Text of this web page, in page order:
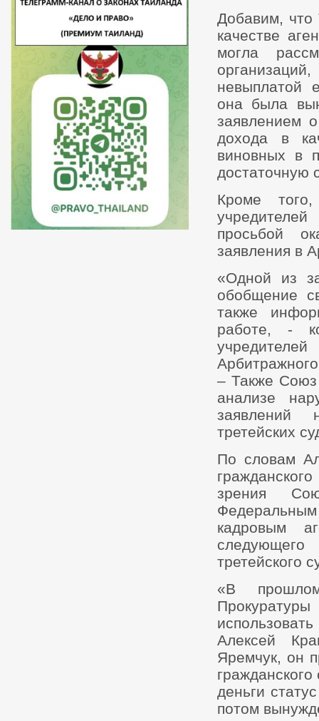
Добавим, что
качестве
могла
невыплатой
она была
заявлением
дохода в
виновных в
достаточную
Кроме
просьбой
заявления в
«Одной из
обобщение
также
работе, -
– Также Союз
анализе
заявлений
третейских
По словам
зрения
кадровым
следующего
третейского
«В
Алексей
Яремчук, он
деньги
потом